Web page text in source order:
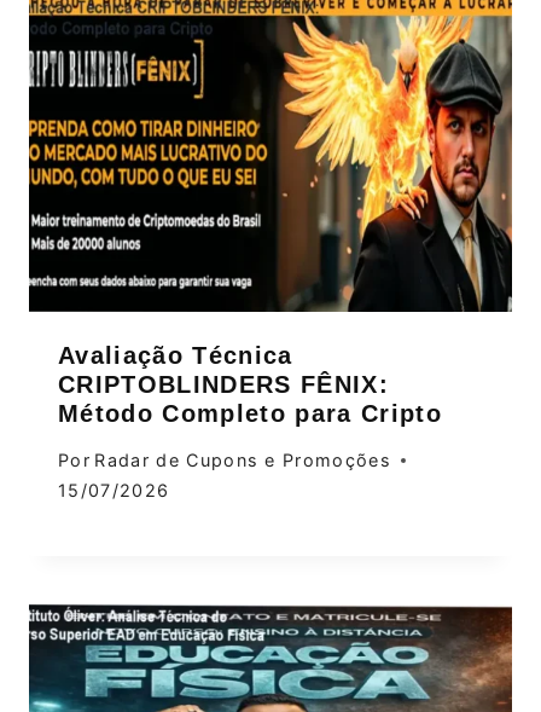
Avaliação Técnica
CRIPTOBLINDERS FÊNIX:
Método Completo para Cripto
Por Radar de Cupons e Promoções
15/07/2026